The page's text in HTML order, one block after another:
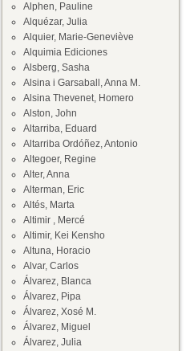
Alphen, Pauline
Alquézar, Julia
Alquier, Marie-Geneviève
Alquimia Ediciones
Alsberg, Sasha
Alsina i Garsaball, Anna M.
Alsina Thevenet, Homero
Alston, John
Altarriba, Eduard
Altarriba Ordóñez, Antonio
Altegoer, Regine
Alter, Anna
Alterman, Eric
Altés, Marta
Altimir , Mercé
Altimir, Kei Kensho
Altuna, Horacio
Alvar, Carlos
Álvarez, Blanca
Álvarez, Pipa
Álvarez, Xosé M.
Álvarez, Miguel
Álvarez, Julia